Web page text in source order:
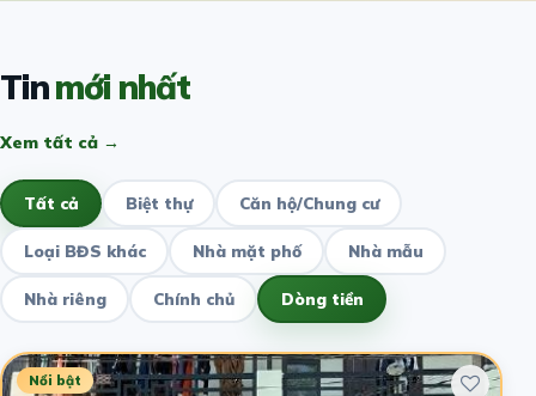
Tinmới nhất
Xem tất cả →
Tất cả Biệt thự Căn hộ/Chung cư
Loại BĐS khác Nhà mặt phố Nhà mẫu
Nhà riêng Chính chủ Dòng tiền
Nổi bật